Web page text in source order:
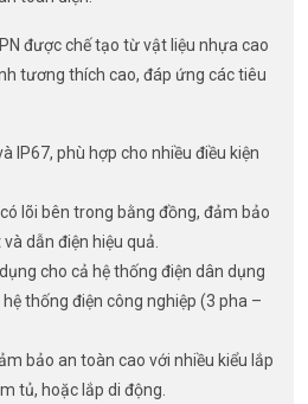
được chế tạo từ vật liệu nhựa cao
tương thích cao, đáp ứng các tiêu
IP67, phù hợp cho nhiều điều kiện
lõi bên trong bằng đồng, đảm bảo
dẫn điện hiệu quả.
cho cả hệ thống điện dân dụng
thống điện công nghiệp (3 pha –
bảo an toàn cao với nhiều kiểu lắp
tủ, hoặc lắp di động.